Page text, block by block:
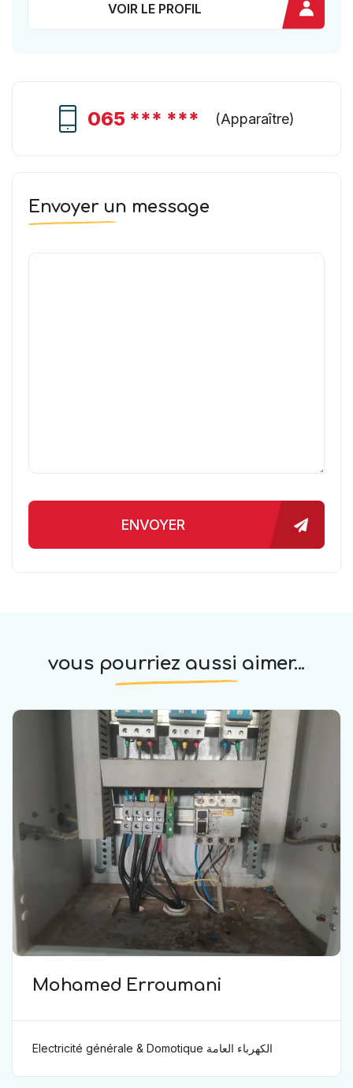
VOIR LE PROFIL
065 *** *** (Apparaître)
Envoyer un message
ENVOYER
vous pourriez aussi aimer...
Mohamed Erroumani
Electricité générale & Domotique الكهرباء العامة